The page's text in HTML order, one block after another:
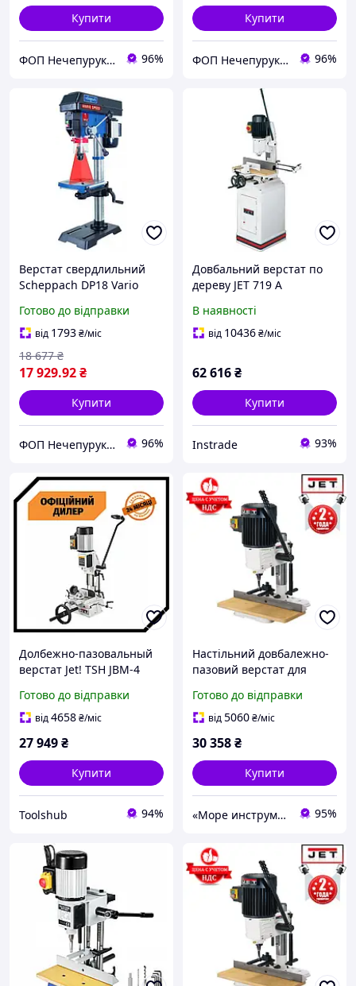
Купити
ФОП Нечепурук Олександра Віталіївна 96%
Купити
ФОП Нечепурук Олександра Віталіївна 96%
Верстат свердлильний
Scheppach DP18 Vario
Готово до відправки
від 1793₴/міс
17 929.92₴
18 677 ₴
Купити
ФОП Нечепурук Олександра Віталіївна 96%
Довбальний верстат по
дереву JET 719 A
В наявності
від 10436₴/міс
62 616₴
Купити
Instrade 93%
Долбежно-пазовальный
верстат Jet! TSH JBM-4
Готово до відправки
від4658₴/міс
27 949₴
Купити
Toolshub 94%
Настільний довбалежно-
пазовий верстат для
кВт, 230 В)
Готово до відправки
від5060₴/міс
30 358₴
Купити
«Море инструментов» 95%